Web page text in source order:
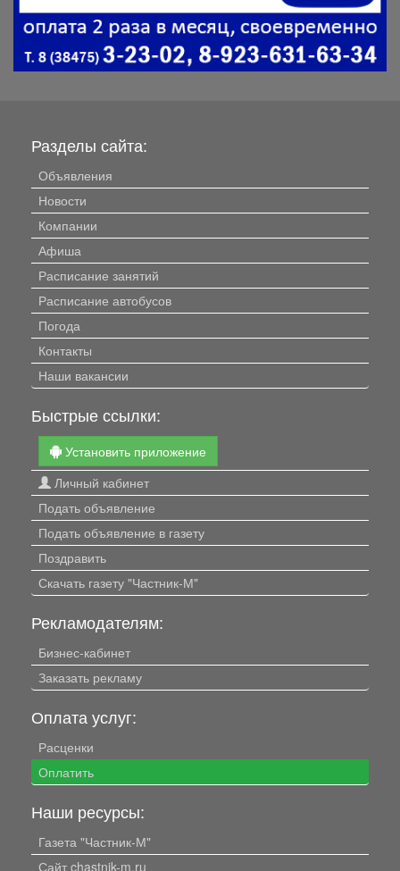
Разделы сайта:
Объявления
Новости
Компании
Афиша
Расписание занятий
Расписание автобусов
Погода
Контакты
Наши вакансии
Быстрые ссылки:
Установить приложение
Личный кабинет
Подать объявление
Подать объявление в газету
Поздравить
Скачать газету "Частник-М"
Рекламодателям:
Бизнес-кабинет
Заказать рекламу
Оплата услуг:
Расценки
Оплатить
Наши ресурсы:
Газета "Частник-М"
Сайт chastnik-m.ru